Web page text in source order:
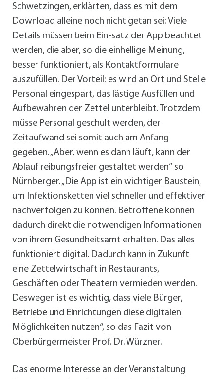
Schwetzingen, erklärten, dass es mit dem
Download alleine noch nicht getan sei: Viele
Details müssen beim Ein-satz der App beachtet
werden, die aber, so die einhellige Meinung,
besser funktioniert, als Kontaktformulare
auszufüllen. Der Vorteil: es wird an Ort und Stelle
Personal eingespart, das lästige Ausfüllen und
Aufbewahren der Zettel unterbleibt. Trotzdem
müsse Personal geschult werden, der
Zeitaufwand sei somit auch am Anfang
gegeben. „Aber, wenn es dann läuft, kann der
Ablauf reibungsfreier gestaltet werden“ so
Nürnberger. „Die App ist ein wichtiger Baustein,
um Infektionsketten viel schneller und effektiver
nachverfolgen zu können. Betroffene können
dadurch direkt die notwendigen Informationen
von ihrem Gesundheitsamt erhalten. Das alles
funktioniert digital. Dadurch kann in Zukunft
eine Zettelwirtschaft in Restaurants,
Geschäften oder Theatern vermieden werden.
Deswegen ist es wichtig, dass viele Bürger,
Betriebe und Einrichtungen diese digitalen
Möglichkeiten nutzen“, so das Fazit von
Oberbürgermeister Prof. Dr. Würzner.
Das enorme Interesse an der Veranstaltung